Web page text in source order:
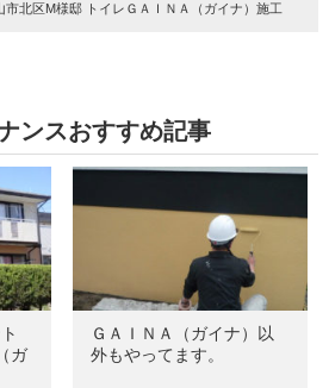
市北区M様邸 トイレＧＡＩＮＡ（ガイナ）施工
ンスおすすめ記事
ガ
ＧＡＩＮＡ（ガイナ）以
外もやってます。